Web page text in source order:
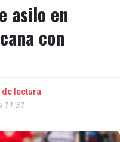
asilo en
con
de lectura
11:31